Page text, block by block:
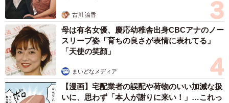
古川 諭香
母は有名女優、慶応幼稚舎出身CBCアナのノー
スリーブ姿「育ちの良さが表情に表れてる」
「天使の笑顔」
まいどなメディア
【漫画】宅配業者の誤配や荷物のいい加減な扱
いに、思わず「本人が謝りに来い！」…これっ